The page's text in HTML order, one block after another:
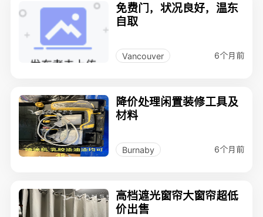
免费门，状况良好，温东
自取
Vancouver 6个月前
降价处理闲置装修工具及
材料
Burnaby 6个月前
高档遮光窗帘大窗帘超低
价出售